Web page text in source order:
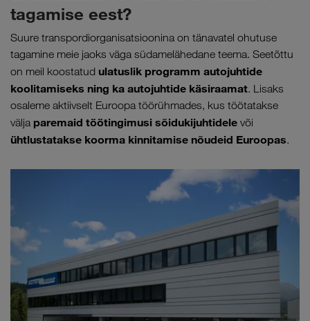
tagamise eest?
Suure transpordiorganisatsioonina on tänavatel ohutuse
tagamine meie jaoks väga südamelähedane teema. Seetõttu
on meil koostatud ulatuslik programm autojuhtide
koolitamiseks ning ka autojuhtide käsiraamat. Lisaks
osaleme aktiivselt Euroopa töörühmades, kus töötatakse
välja paremaid töötingimusi sõidukijuhtidele või
ühtlustatakse koorma kinnitamise nõudeid Euroopas.